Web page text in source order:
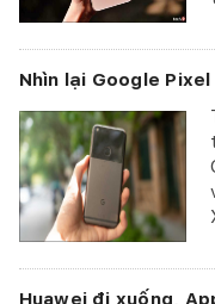
Nhìn lại Google
Huawei đi xuống,